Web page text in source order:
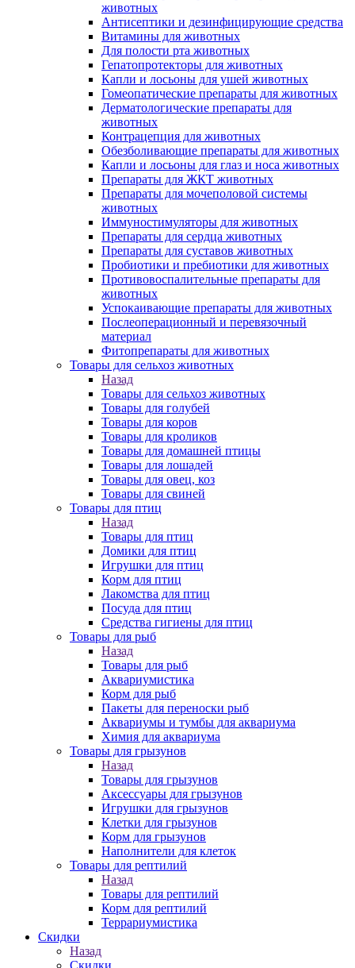
животных
Антисептики и дезинфицирующие средства
Витамины для животных
Для полости рта животных
Гепатопротекторы для животных
Капли и лосьоны для ушей животных
Гомеопатические препараты для животных
Дерматологические препараты для
животных
Контрацепция для животных
Обезболивающие препараты для животных
Капли и лосьоны для глаз и носа животных
Препараты для ЖКТ животных
Препараты для мочеполовой системы
животных
Иммуностимуляторы для животных
Препараты для сердца животных
Препараты для суставов животных
Пробиотики и пребиотики для животных
Противовоспалительные препараты для
животных
Успокаивающие препараты для животных
Послеоперационный и перевязочный
материал
Фитопрепараты для животных
Товары для сельхоз животных
Назад
Товары для сельхоз животных
Товары для голубей
Товары для коров
Товары для кроликов
Товары для домашней птицы
Товары для лошадей
Товары для овец, коз
Товары для свиней
Товары для птиц
Назад
Товары для птиц
Домики для птиц
Игрушки для птиц
Корм для птиц
Лакомства для птиц
Посуда для птиц
Средства гигиены для птиц
Товары для рыб
Назад
Товары для рыб
Аквариумистика
Корм для рыб
Пакеты для переноски рыб
Аквариумы и тумбы для аквариума
Химия для аквариума
Товары для грызунов
Назад
Товары для грызунов
Аксессуары для грызунов
Игрушки для грызунов
Клетки для грызунов
Корм для грызунов
Наполнители для клеток
Товары для рептилий
Назад
Товары для рептилий
Корм для рептилий
Террариумистика
Скидки
Назад
Скидки